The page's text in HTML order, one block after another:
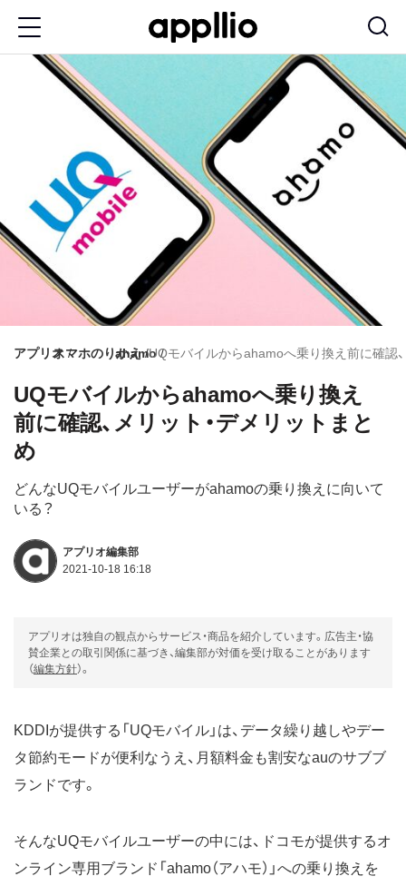
に
アプリオスマホのりかえ
ahamoUQモバイルからahamoへ乗り換え前に確認
UQモバイルからahamoへ乗り換え
前に確認、メリット・デメリットまと
め
どんなUQモバイルユーザーがahamoの乗り換えに向いて
いる？
アプリオ編集部
2021-10-18 16:18
アプリオは独自の観点からサービス・商品を紹介しています。広告主・協
賛企業との取引関係に基づき、編集部が対価を受け取ることがあります
（編集方針）。
KDDIが提供する「UQモバイル」は、データ繰り越しやデー
タ節約モードが便利なうえ、月額料金も割安なauのサブブ
ランドです。
そんなUQモバイルユーザーの中には、ドコモが提供するオ
ンライン専用ブランド「ahamo（アハモ）」への乗り換えを